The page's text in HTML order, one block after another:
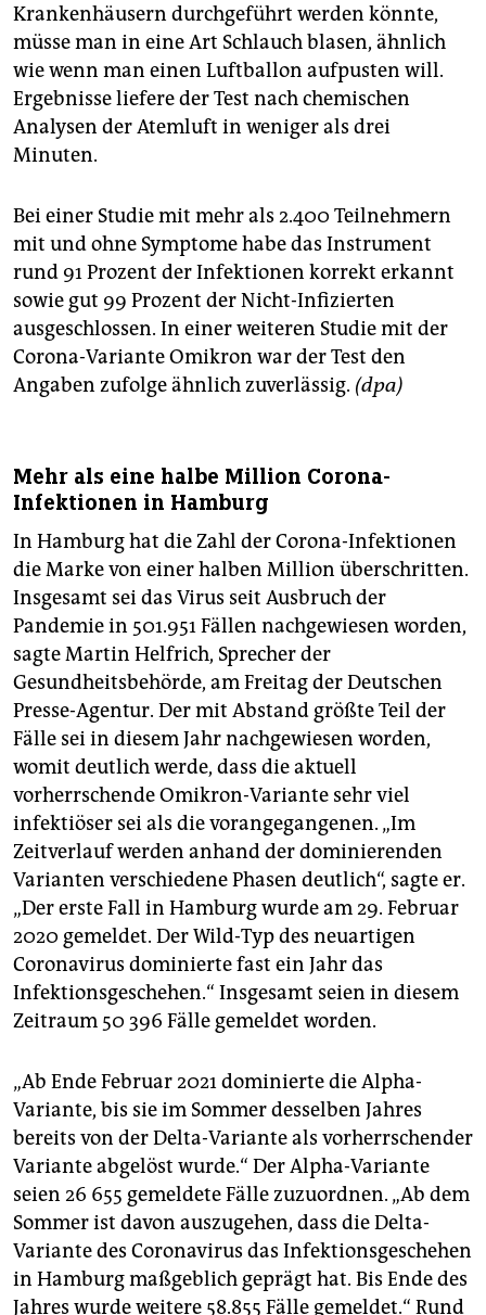
Krankenhäusern durchgeführt werden könnte,
müsse man in eine Art Schlauch blasen, ähnlich
wie wenn man einen Luftballon aufpusten will.
Ergebnisse liefere der Test nach chemischen
Analysen der Atemluft in weniger als drei
Minuten.
Bei einer Studie mit mehr als 2.400 Teilnehmern
mit und ohne Symptome habe das Instrument
rund 91 Prozent der Infektionen korrekt erkannt
sowie gut 99 Prozent der Nicht-Infizierten
ausgeschlossen. In einer weiteren Studie mit der
Corona-Variante Omikron war der Test den
Angaben zufolge ähnlich zuverlässig. (dpa)
Mehr als eine halbe Million Corona-
Infektionen in Hamburg
In Hamburg hat die Zahl der Corona-Infektionen
die Marke von einer halben Million überschritten.
Insgesamt sei das Virus seit Ausbruch der
Pandemie in 501.951 Fällen nachgewiesen worden,
sagte Martin Helfrich, Sprecher der
Gesundheitsbehörde, am Freitag der Deutschen
Presse-Agentur. Der mit Abstand größte Teil der
Fälle sei in diesem Jahr nachgewiesen worden,
womit deutlich werde, dass die aktuell
vorherrschende Omikron-Variante sehr viel
infektiöser sei als die vorangegangenen. „Im
Zeitverlauf werden anhand der dominierenden
Varianten verschiedene Phasen deutlich“, sagte er.
„Der erste Fall in Hamburg wurde am 29. Februar
2020 gemeldet. Der Wild-Typ des neuartigen
Coronavirus dominierte fast ein Jahr das
Infektionsgeschehen.“ Insgesamt seien in diesem
Zeitraum 50 396 Fälle gemeldet worden.
„Ab Ende Februar 2021 dominierte die Alpha-
Variante, bis sie im Sommer desselben Jahres
bereits von der Delta-Variante als vorherrschender
Variante abgelöst wurde.“ Der Alpha-Variante
seien 26 655 gemeldete Fälle zuzuordnen. „Ab dem
Sommer ist davon auszugehen, dass die Delta-
Variante des Coronavirus das Infektionsgeschehen
in Hamburg maßgeblich geprägt hat. Bis Ende des
Jahres wurde weitere 58.855 Fälle gemeldet.“ Rund